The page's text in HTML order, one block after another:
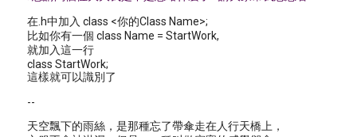
在.h中加入 class <你的Class Name>;
比如你有一個 class Name = StartWork,
就加入這一行
class StartWork;
這樣就可以識別了
--
天空飄下的雨絲，是那種忘了帶傘走在人行天橋上，